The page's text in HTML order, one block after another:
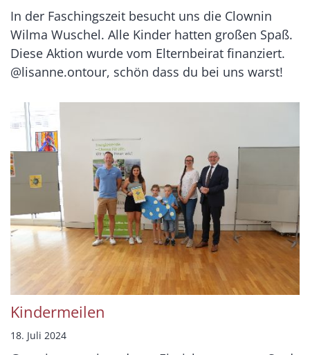
In der Faschingszeit besucht uns die Clownin
Wilma Wuschel. Alle Kinder hatten großen Spaß.
Diese Aktion wurde vom Elternbeirat finanziert.
@lisanne.ontour, schön dass du bei uns warst!
Kindermeilen
18. Juli 2024